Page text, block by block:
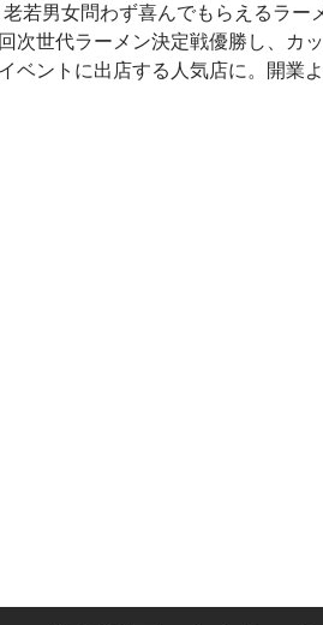
老若男女問わず喜んでもらえるラー
次世代ラーメン決定戦優勝し、カ
ベントに出店する人気店に。開業